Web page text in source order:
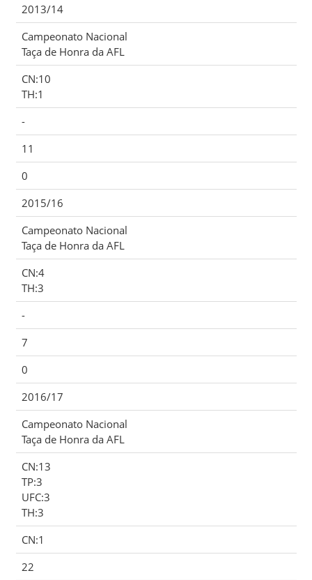
2013/14
Campeonato Nacional
Taça de Honra da AFL
CN:10
TH:1
-
11
0
2015/16
Campeonato Nacional
Taça de Honra da AFL
CN:4
TH:3
-
7
0
2016/17
Campeonato Nacional
Taça de Honra da AFL
CN:13
TP:3
UFC:3
TH:3
CN:1
22